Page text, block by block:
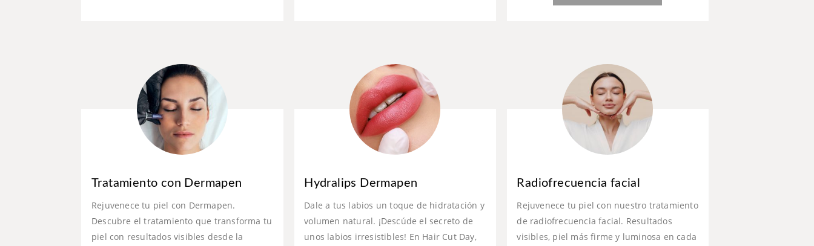
Tratamiento con Dermapen
Rejuvenece tu piel con Dermapen.
Descubre el tratamiento que transforma tu
piel con resultados visibles desde la
Hydralips Dermapen
Dale a tus labios un toque de hidratación y
volumen natural. ¡Descúde el secreto de
unos labios irresistibles! En Hair Cut Day,
Radiofrecuencia facial
Rejuvenece tu piel con nuestro tratamiento
de radiofrecuencia facial. Resultados
visibles, piel más firme y luminosa en cada